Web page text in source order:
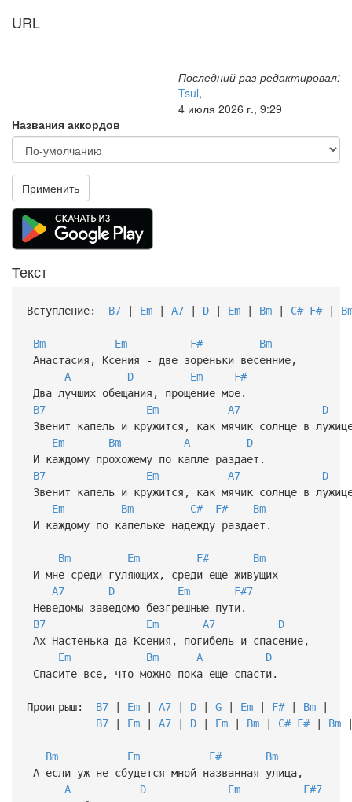
URL
Последний раз редактировал:
Tsul,
4 июля 2026 г., 9:29
Названия аккордов
Применить
Текст
Вступление: B7| Em| A7| D| Em| Bm| C# F#|
Bm Em F#
Bm
Анастасия, Ксения - две зореньки весенние,
A
D Em
F#
Два лучших обещания, прощение мое.
B7
Em A7
D
Звенит капель и кружится, как мячик солнце в
Em
Bm A
D
И каждому прохожему по капле раздает.
B7
Em A7
D
Звенит капель и кружится, как мячик солнце в
Em
Bm C# F#
Bm
И каждому по капельке надежду раздает.
Bm Em F#
Bm
И мне среди гуляющих, среди еще живущих
A7
D Em
F#7
Неведомы заведомо безгрешные пути.
B7
Em A7
D
Ах Настенька да Ксения, погибель и спасение,
Em
Bm A
D
Спасите все, что можно пока еще спасти.
Проигрыш: B7| Em| A7| D| G| Em| F#| Bm|
B7| Em| A7| D| Em| Bm| C# F#| Bm
Bm Em F#
Bm
А если уж не сбудется мной названная улица,
A
D Em
F#7